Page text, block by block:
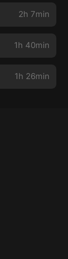
2h 7min
1h 40min
1h 26min